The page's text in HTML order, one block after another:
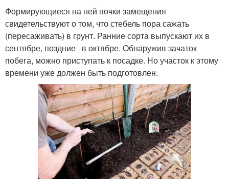
Формирующиеся на ней почки замещения
свидетельствуют о том, что стебель пора сажать
(пересаживать) в грунт. Ранние сорта выпускают их в
сентябре, поздние ̶ в октябре. Обнаружив зачаток
побега, можно приступать к посадке. Но участок к этому
времени уже должен быть подготовлен.